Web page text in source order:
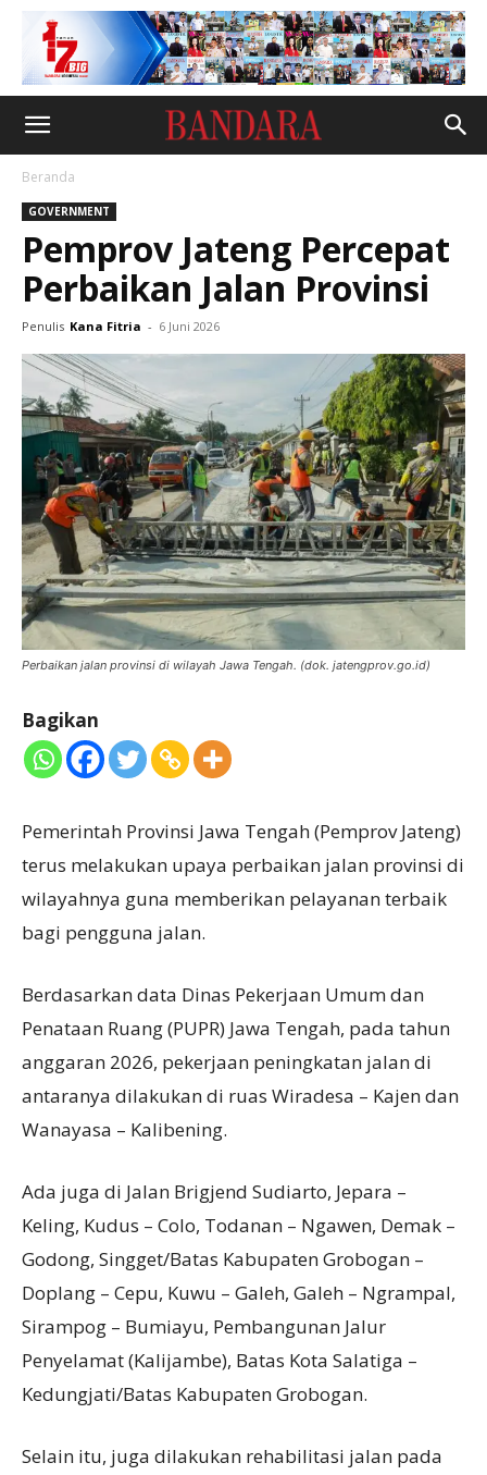
Beranda
GOVERNMENT
Pemprov Jateng Percepat
Perbaikan Jalan Provinsi
Penulis Kana Fitria - 6 Juni 2026
Perbaikan jalan provinsi di wilayah Jawa Tengah. (dok. jatengprov.go.id)
Bagikan
Pemerintah Provinsi Jawa Tengah (Pemprov Jateng)
terus melakukan upaya perbaikan jalan provinsi di
wilayahnya guna memberikan pelayanan terbaik
bagi pengguna jalan.
Berdasarkan data Dinas Pekerjaan Umum dan
Penataan Ruang (PUPR) Jawa Tengah, pada tahun
anggaran 2026, pekerjaan peningkatan jalan di
antaranya dilakukan di ruas Wiradesa – Kajen dan
Wanayasa – Kalibening.
Ada juga di Jalan Brigjend Sudiarto, Jepara –
Keling, Kudus – Colo, Todanan – Ngawen, Demak –
Godong, Singget/Batas Kabupaten Grobogan –
Doplang – Cepu, Kuwu – Galeh, Galeh – Ngrampal,
Sirampog – Bumiayu, Pembangunan Jalur
Penyelamat (Kalijambe), Batas Kota Salatiga –
Kedungjati/Batas Kabupaten Grobogan.
Selain itu, juga dilakukan rehabilitasi jalan pada